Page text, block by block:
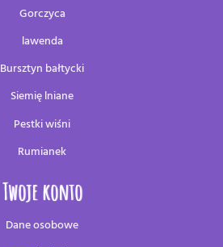
Gorczyca
lawenda
Bursztyn bałtycki
Siemię lniane
Pestki wiśni
Rumianek
Twoje konto
Dane osobowe